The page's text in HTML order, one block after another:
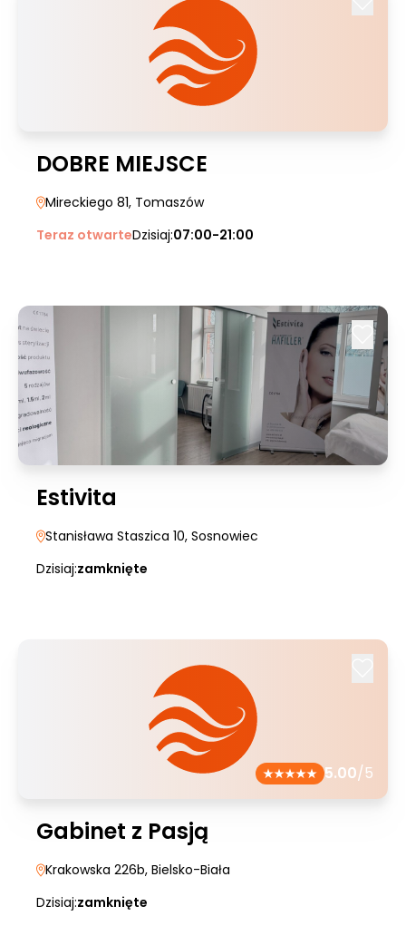
DOBRE MIEJSCE
Mireckiego 81, Tomaszów
Teraz otwarteDzisiaj:07:00-21:00
Estivita
Stanisława Staszica 10, Sosnowiec
Dzisiaj:zamknięte
5.00/5
Gabinet z Pasją
Krakowska 226b, Bielsko-Biała
Dzisiaj:zamknięte